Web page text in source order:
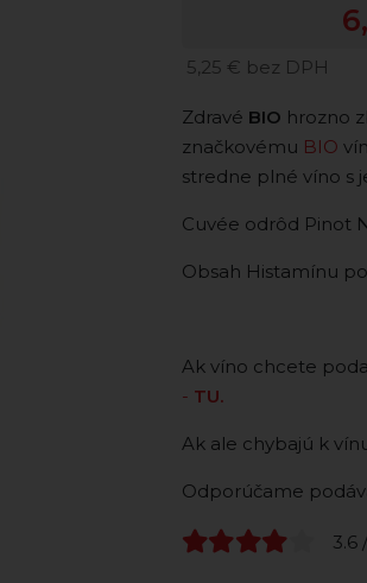
5,25 € bez DPH
Zdravé BIO hrozno
značkovému BIO
stredne plné víno s
Cuvée odrôd Pinot
Obsah Histamínu
Ak víno chcete
- TU.
Ak ale chybajú k
Odporúčame
3.6